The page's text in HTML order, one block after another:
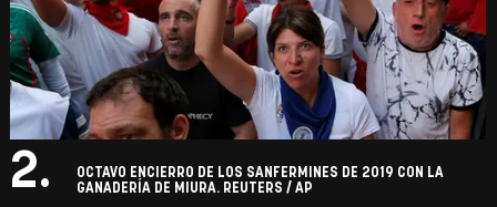
2.
OCTAVO ENCIERRO DE LOS SANFERMINES DE 2019 CON LA
GANADERÍA DE MIURA. REUTERS / AP